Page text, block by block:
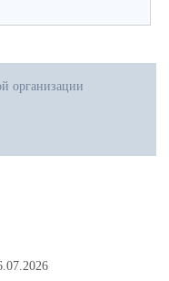
организации